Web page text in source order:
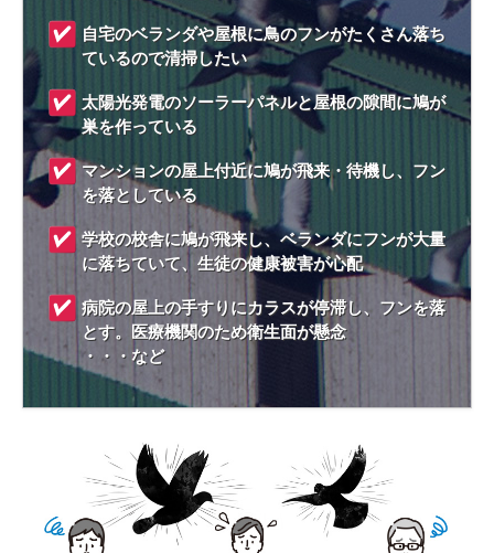
自宅のベランダや屋根に鳥のフンがたくさん落ち
ているので清掃したい
太陽光発電のソーラーパネルと屋根の隙間に鳩が
巣を作っている
マンションの屋上付近に鳩が飛来・待機し、フン
を落としている
学校の校舎に鳩が飛来し、ベランダにフンが大量
に落ちていて、生徒の健康被害が心配
病院の屋上の手すりにカラスが停滞し、フンを落
とす。医療機関のため衛生面が懸念
・・・など